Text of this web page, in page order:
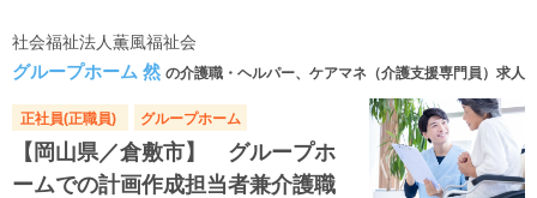
社会福祉法人薫風福祉会
グループホーム 然 の介護職・ヘルパー、ケアマネ（介護支援専門員）求人
正社員(正職員) グループホーム
【岡山県／倉敷市】 グループホ
ームでの計画作成担当者兼介護職